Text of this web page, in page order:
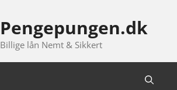
Pengepungen.dk
Billige lån Nemt & Sikkert